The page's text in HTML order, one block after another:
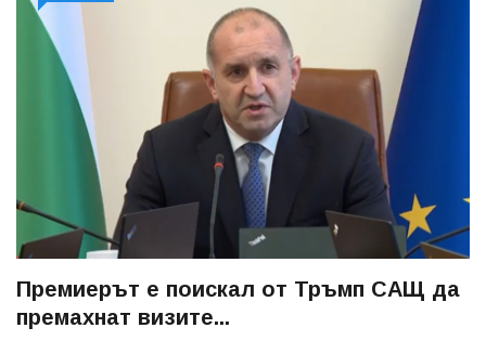
Премиерът е поискал от Тръмп САЩ да
премахнат визите...